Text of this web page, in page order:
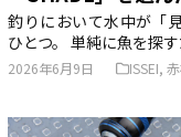
釣りにおいて水中が「
ひとつ。 単純に魚を探
2026年6月9日 ISSEI,